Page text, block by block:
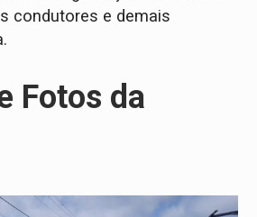
condutores e demais
Fotos da